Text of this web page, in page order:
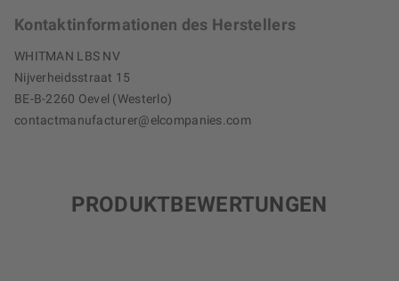
Kontaktinformationen des Herstellers
WHITMAN LBS NV
Nijverheidsstraat 15
BE-B-2260 Oevel (Westerlo)
contactmanufacturer@elcompanies.com
PRODUKTBEWERTUNGEN